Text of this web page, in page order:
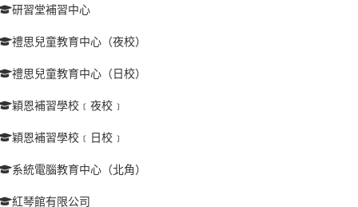
研習堂補習中心
禮思兒童教育中心（夜校）
禮思兒童教育中心（日校）
穎恩補習學校﹝夜校﹞
穎恩補習學校﹝日校﹞
系統電腦教育中心（北角）
紅琴館有限公司